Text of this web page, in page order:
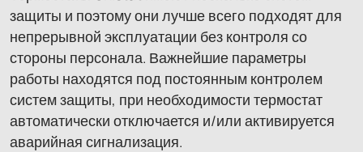
защиты и поэтому они лучше всего подходят для
непрерывной эксплуатации без контроля со
стороны персонала. Важнейшие параметры
работы находятся под постоянным контролем
систем защиты, при необходимости термостат
автоматически отключается и/или активируется
аварийная сигнализация.